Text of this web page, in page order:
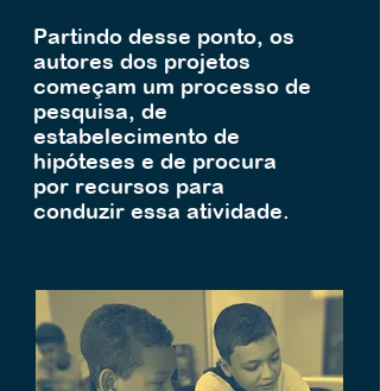
Partindo desse ponto, os
autores dos projetos
começam um processo de
pesquisa, de
estabelecimento de
hipóteses e de procura
por recursos para
conduzir essa atividade.